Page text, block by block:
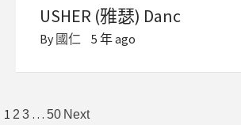
USHER (雅瑟) Danc
By 國仁 5 年 ago
文
1 2 3 … 50 Next